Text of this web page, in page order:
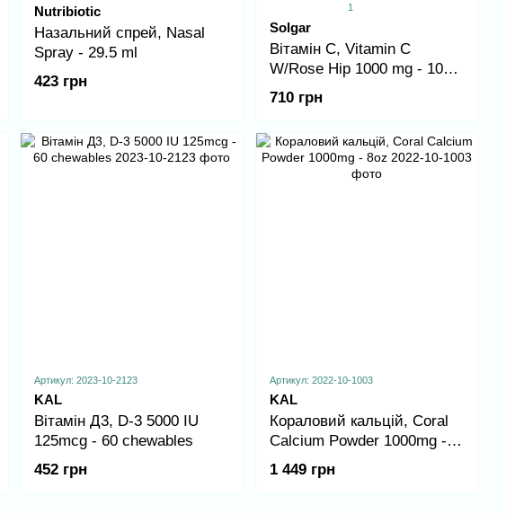
Nutribiotic
Назальний спрей, Nasal
Spray - 29.5 ml
423 грн
1
Solgar
Вітамін С, Vitamin C
W/Rose Hip 1000 mg - 100
tab
710 грн
Артикул: 2023-10-2123
KAL
Вітамін Д3, D-3 5000 IU
125mcg - 60 chewables
452 грн
Артикул: 2022-10-1003
KAL
Кораловий кальцій, Coral
Calcium Powder 1000mg -
8oz
1 449 грн